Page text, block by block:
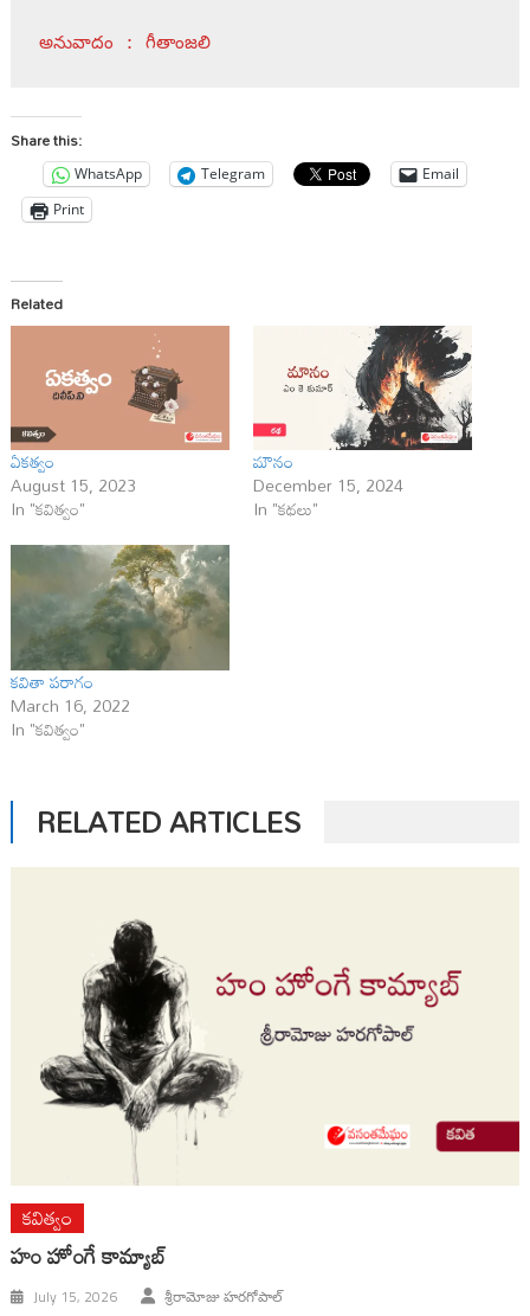
అనువాదం : గీతాంజలి
Share this:
WhatsApp Telegram
Email
Print
Related
ఏకత్వం
August 15, 2023
In "కవిత్వం"
మౌనం
December 15, 2024
In "కథలు"
కవితా పరాగం
March 16, 2022
In "కవిత్వం"
RELATED ARTICLES
కవిత్వం
హం హోంగే కామ్యాబ్
July 15, 2026 శ్రీరామోజు హరగోపాల్